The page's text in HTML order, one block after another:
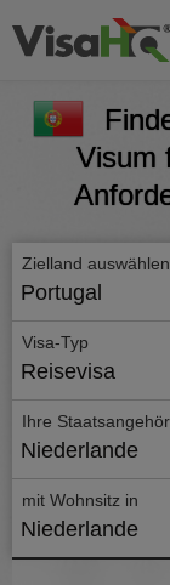
Visum
Zielland auswählen
Portugal
Visa-Typ
Reisevisa
Ihre
Niederlande
mit Wohnsitz in
Niederlande